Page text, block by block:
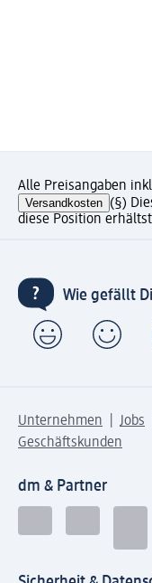
Alle Preisangaben
Versandkosten (§)
diese Position erhältst
Wie gefällt
Unternehmen Jobs
Geschäftskunden
dm & Partner